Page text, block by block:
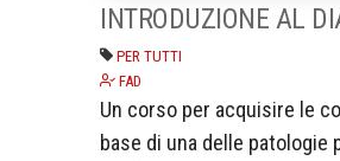
INTRODUZIONE AL
PER TUTTI
FAD
Un corso per acquisire le
base di una delle patologie